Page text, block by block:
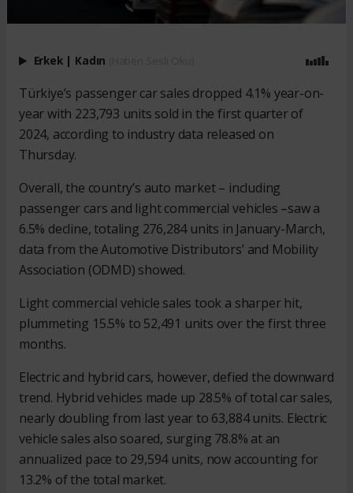
Erkek | Kadın
Türkiye’s passenger car sales dropped 4.1% year-on-
year with 223,793 units sold in the first quarter of
2024, according to industry data released on
Thursday.
Overall, the country’s auto market – including
passenger cars and light commercial vehicles –saw a
6.5% decline, totaling 276,284 units in January-March,
data from the Automotive Distributors’ and Mobility
Association (ODMD) showed.
Light commercial vehicle sales took a sharper hit,
plummeting 15.5% to 52,491 units over the first three
months.
Electric and hybrid cars, however, defied the downward
trend. Hybrid vehicles made up 28.5% of total car sales,
nearly doubling from last year to 63,884 units. Electric
vehicle sales also soared, surging 78.8% at an
annualized pace to 29,594 units, now accounting for
13.2% of the total market.